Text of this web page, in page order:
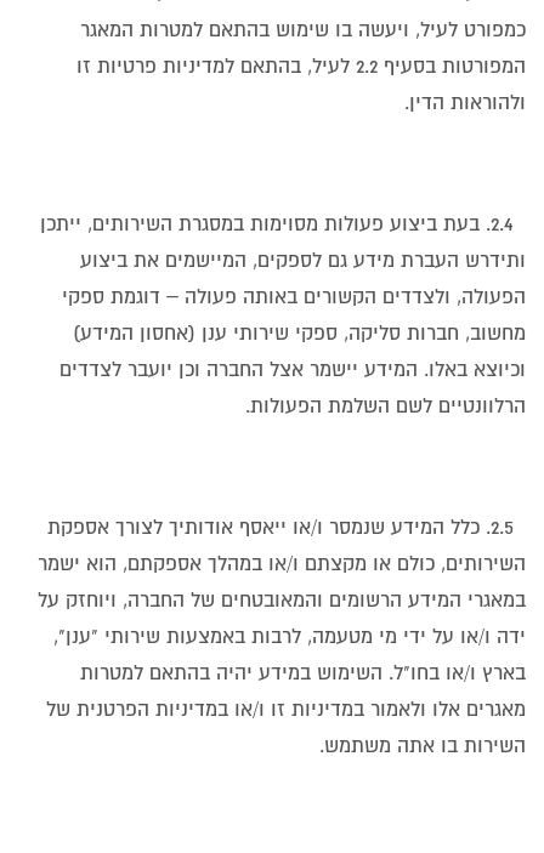
כמפורט לעיל, ויעשה בו שימוש בהתאם למטרות המאגר
המפורטות בסעיף 2.2 לעיל, בהתאם למדיניות פרטיות זו
ולהוראות הדין.
2.4. בעת ביצוע פעולות מסוימות במסגרת השירותים, ייתכן
ותידרש העברת מידע גם לספקים, המיישמים את ביצוע
הפעולה, ולצדדים הקשורים באותה פעולה – דוגמת ספקי
מחשוב, חברות סליקה, ספקי שירותי ענן (אחסון המידע)
וכיוצא באלו. המידע יישמר אצל החברה וכן יועבר לצדדים
הרלוונטיים לשם השלמת הפעולות.
2.5. כלל המידע שנמסר ו/או ייאסף אודותיך לצורך אספקת
השירותים, כולם או מקצתם ו/או במהלך אספקתם, הוא ישמר
במאגרי המידע הרשומים והמאובטחים של החברה, ויוחזק על
ידה ו/או על ידי מי מטעמה, לרבות באמצעות שירותי "ענן",
בארץ ו/או בחו"ל. השימוש במידע יהיה בהתאם למטרות
מאגרים אלו ולאמור במדיניות זו ו/או במדיניות הפרטנית של
השירות בו אתה משתמש.